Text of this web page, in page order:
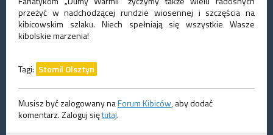
przeżyć w nadchodzącej rundzie wiosennej i szczęścia na
kibicowskim szlaku. Niech spełniają się wszystkie Wasze
kibolskie marzenia!
Tagi: Stomil Olsztyn
Musisz być zalogowany naForum Kibiców, aby dodać
komentarz. Zaloguj siętutaj.